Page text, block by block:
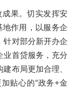
果。切实发挥安
地作用，以服务企
针对部分新开办企
业首贷服务，充分
布局更加合理、
贴心的“政务+金